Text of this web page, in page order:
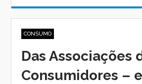
CONSUMO
Das Associações
Consumidores –